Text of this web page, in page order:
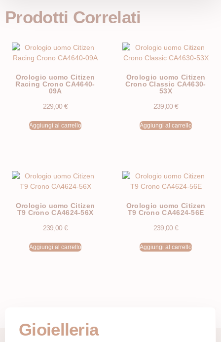
Prodotti Correlati
Orologio uomo Citizen
Racing Crono CA4640-
09A
229,00 €
Aggiungi al carrello
Orologio uomo Citizen
Crono Classic CA4630-
53X
239,00 €
Aggiungi al carrello
Orologio uomo Citizen
T9 Crono CA4624-56X
239,00 €
Aggiungi al carrello
Orologio uomo Citizen
T9 Crono CA4624-56E
239,00 €
Aggiungi al carrello
Gioielleria